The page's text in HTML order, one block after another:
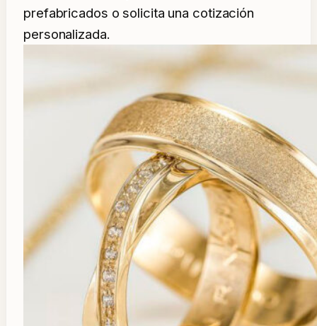
prefabricados o solicita una cotización
personalizada.